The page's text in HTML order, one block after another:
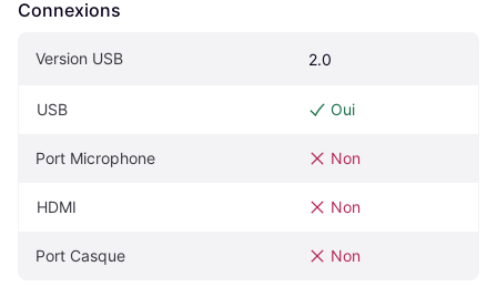
Connexions
Version USB 2.0
USB Oui
Port Microphone Non
HDMI Non
Port Casque Non